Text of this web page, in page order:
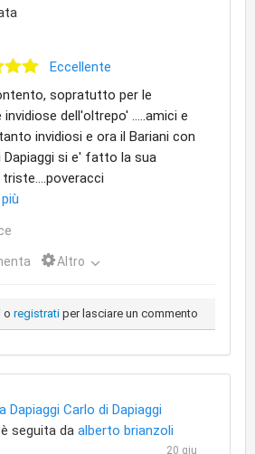
Eccellente
sopratutto per le
invidiose dell'oltrepo' .....amici e
invidiosi e ora il Bariani con
Dapiaggi si e' fatto la sua
Altro
o registrati per lasciare un commento
Dapiaggi Carlo di Dapiaggi
è seguita da alberto brianzoli
20 giu